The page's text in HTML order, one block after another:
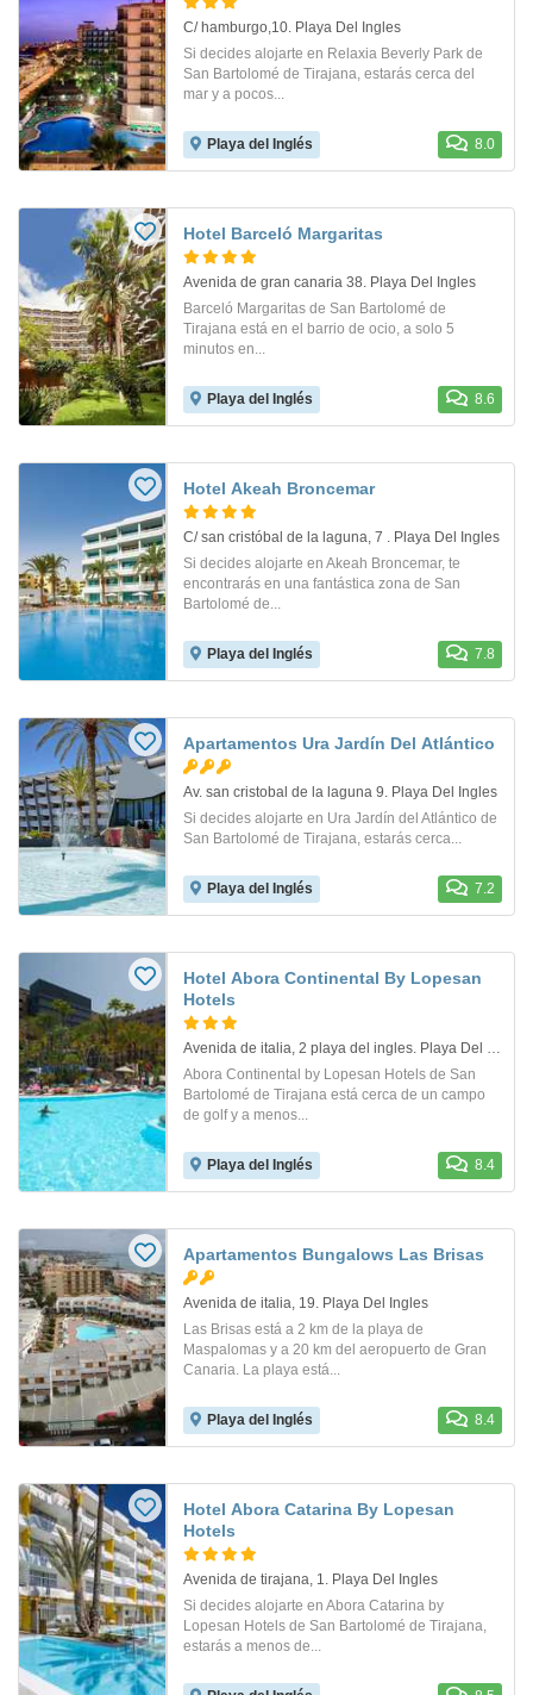
C/ hamburgo,10. Playa Del Ingles
Si decides alojarte en Relaxia Beverly Park de
San Bartolomé de Tirajana, estarás cerca del
mar y a pocos...
Playa del Inglés 8.0
Hotel Barceló Margaritas
Avenida de gran canaria 38. Playa Del Ingles
Barceló Margaritas de San Bartolomé de
Tirajana está en el barrio de ocio, a solo 5
minutos en...
Playa del Inglés 8.6
Hotel Akeah Broncemar
C/ san cristóbal de la laguna, 7 . Playa Del Ingles
Si decides alojarte en Akeah Broncemar, te
encontrarás en una fantástica zona de San
Bartolomé de...
Playa del Inglés 7.8
Apartamentos Ura Jardín Del Atlántico
Av. san cristobal de la laguna 9. Playa Del Ingles
Si decides alojarte en Ura Jardín del Atlántico de
San Bartolomé de Tirajana, estarás cerca...
Playa del Inglés 7.2
Hotel Abora Continental By Lopesan
Hotels
Abora Continental by Lopesan Hotels de San
Bartolomé de Tirajana está cerca de un campo
de golf y a menos...
Playa del Inglés 8.4
Apartamentos Bungalows Las Brisas
Avenida de italia, 19. Playa Del Ingles
Las Brisas está a 2 km de la playa de
Maspalomas y a 20 km del aeropuerto de Gran
Canaria. La playa está...
Playa del Inglés 8.4
Hotel Abora Catarina By Lopesan
Hotels
Avenida de tirajana, 1. Playa Del Ingles
Si decides alojarte en Abora Catarina by
Lopesan Hotels de San Bartolomé de Tirajana,
estarás a menos de...